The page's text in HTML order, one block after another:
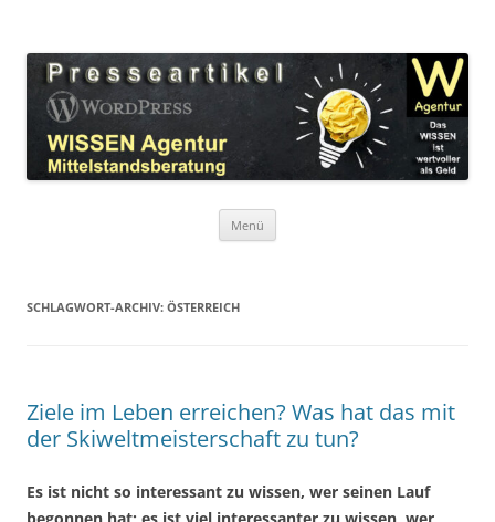
Agentur
Menü
SCHLAGWORT-ARCHIV: ÖSTERREICH
Ziele im Leben erreichen? Was hat das mit
der Skiweltmeisterschaft zu tun?
Es ist nicht so interessant zu wissen, wer seinen Lauf